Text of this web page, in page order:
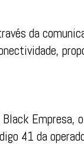
da
Empresa,
41 da